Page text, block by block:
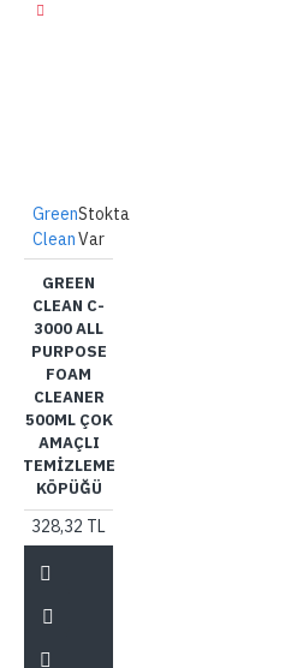
Green
Clean
Stokta
Var
GREEN
CLEAN C-
3000 ALL
PURPOSE
FOAM
CLEANER
500ML ÇOK
AMAÇLI
TEMIZLEME
KÖPÜĞÜ
328,32 TL